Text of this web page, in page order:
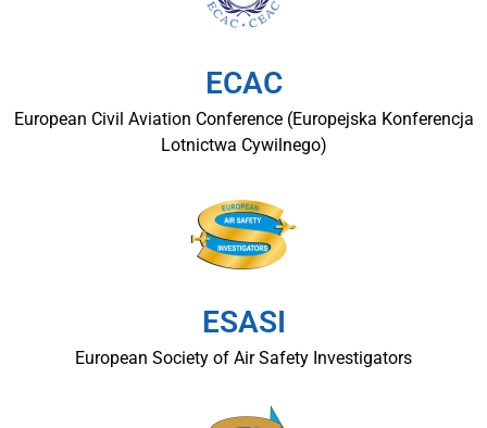
ECAC
European Civil Aviation Conference (Europejska Konferencja
Lotnictwa Cywilnego)
ESASI
European Society of Air Safety Investigators